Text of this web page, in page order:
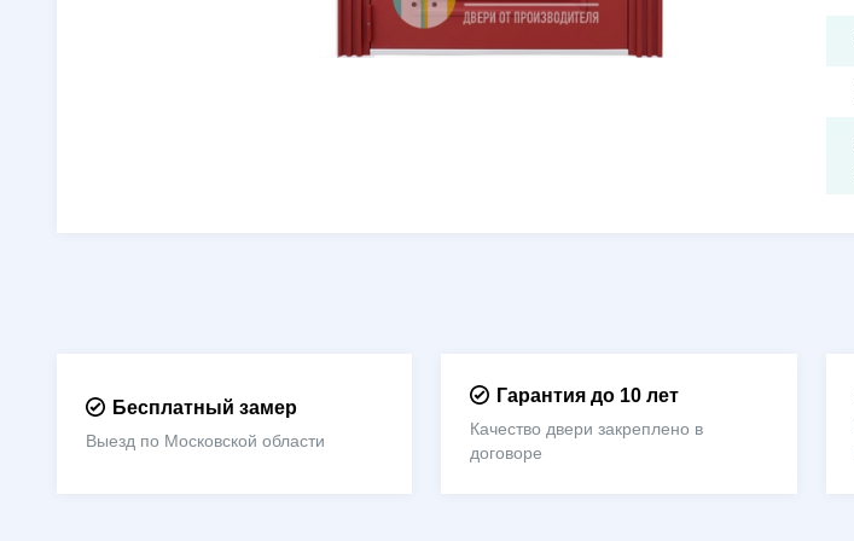
Бесплатный замер
Выезд по Московской области
Гарантия до 10 лет
Качество двери закреплено в
договоре